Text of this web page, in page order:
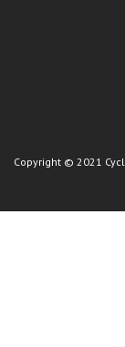
Copyright © 2021